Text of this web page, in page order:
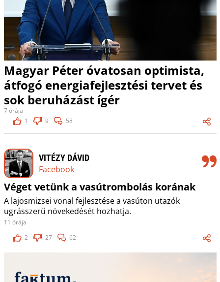
Magyar Péter óvatosan optimista,
átfogó energiafejlesztési tervet és
sok beruházást ígér
7 órája
1
9 58
VITÉZY DÁVID
Facebook
Véget vetünk a vasútrombolás korának
A lajosmizsei vonal fejlesztése a vasúton utazók
ugrásszerű növekedését hozhatja.
11 órája
2
27 62